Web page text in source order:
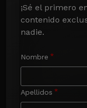
¡Sé el primero
contenido
nadie.
Nombre
Apellidos